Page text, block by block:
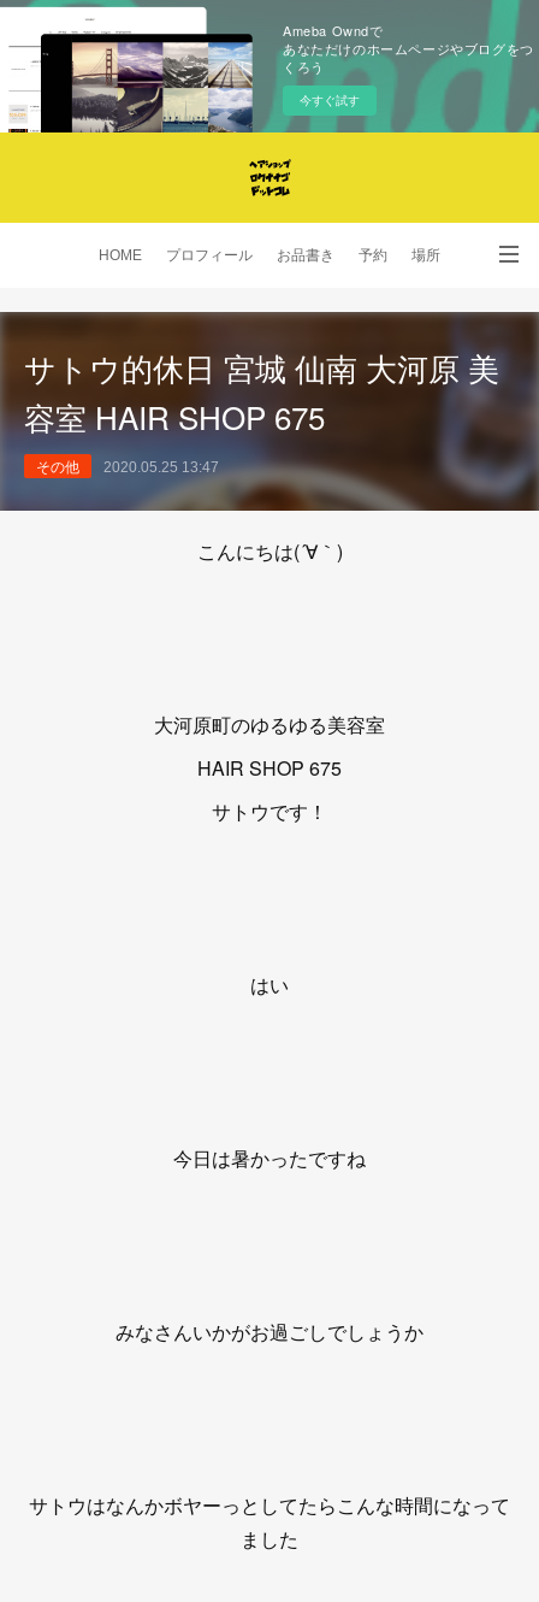
Ameba Owndで
あなただけのホームページやブログをつ
くろう
今すぐ試す
HOME プロフィール お品書き 予約 場所
SNS
サトウ的休日 宮城 仙南 大河原 美
容室 HAIR SHOP 675
その他 2020.05.25 13:47
こんにちは(´∀｀)
大河原町のゆるゆる美容室
HAIR SHOP 675
サトウです！
はい
今日は暑かったですね
みなさんいかがお過ごしでしょうか
サトウはなんかボヤーっとしてたらこんな時間になって
ました